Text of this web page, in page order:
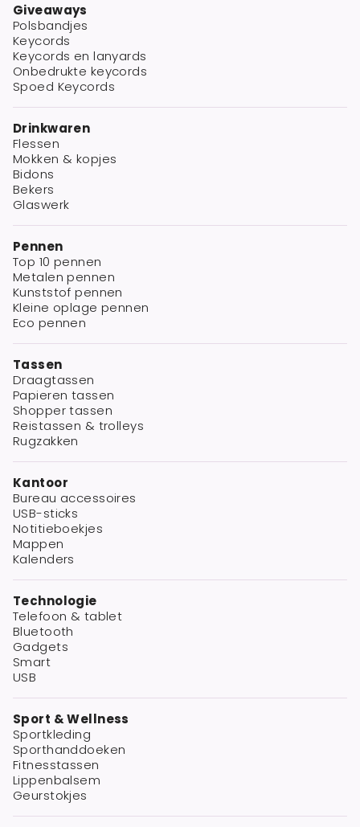
Giveaways
Polsbandjes
Keycords
Keycords en lanyards
Onbedrukte keycords
Spoed Keycords
Drinkwaren
Flessen
Mokken & kopjes
Bidons
Bekers
Glaswerk
Pennen
Top 10 pennen
Metalen pennen
Kunststof pennen
Kleine oplage pennen
Eco pennen
Tassen
Draagtassen
Papieren tassen
Shopper tassen
Reistassen & trolleys
Rugzakken
Kantoor
Bureau accessoires
USB-sticks
Notitieboekjes
Mappen
Kalenders
Technologie
Telefoon & tablet
Bluetooth
Gadgets
Smart
USB
Sport & Wellness
Sportkleding
Sporthanddoeken
Fitnesstassen
Lippenbalsem
Geurstokjes